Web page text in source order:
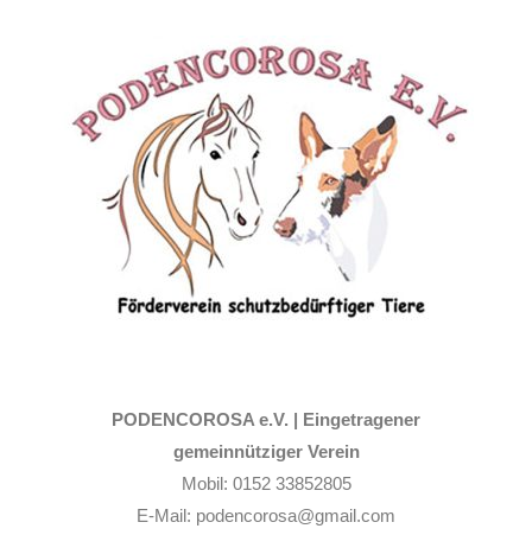
PODENCOROSA e.V. | Eingetragener
gemeinnütziger Verein
Mobil: 0152 33852805
E-Mail: podencorosa@gmail.com